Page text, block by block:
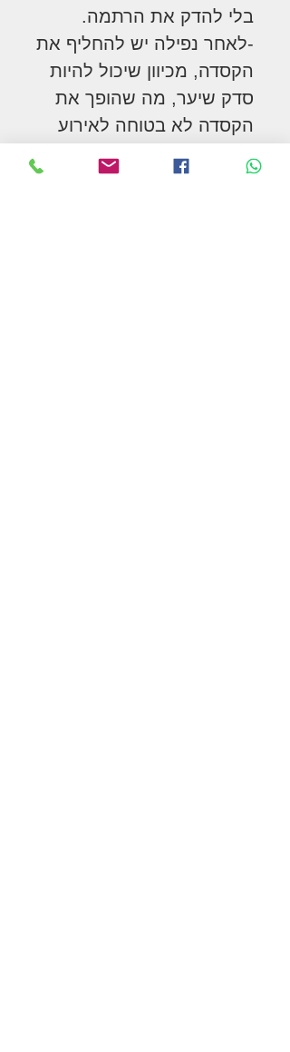
בלי להדק את הרתמה.
-לאחר נפילה יש להחליף את
הקסדה, מכיוון שיכול להיות
סדק שיער, מה שהופך את
הקסדה לא בטוחה לאירוע
לקנות קסדה יד שנייה.